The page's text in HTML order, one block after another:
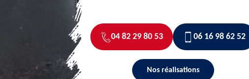
04 82 29 80 53 06 16 98 62 52
Nos réalisations